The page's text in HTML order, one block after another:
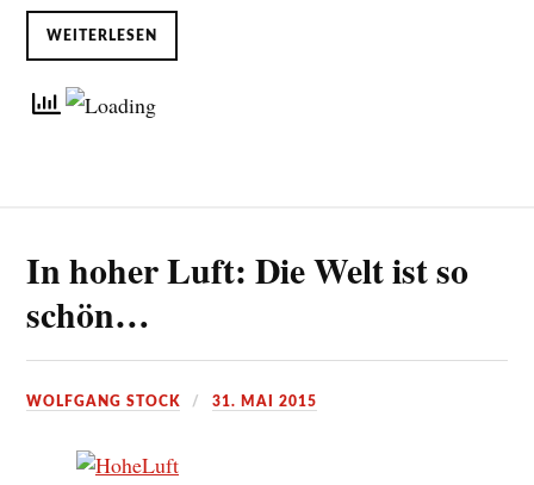
WEITERLESEN
In hoher Luft: Die Welt ist so
schön…
WOLFGANG STOCK 31. MAI 2015